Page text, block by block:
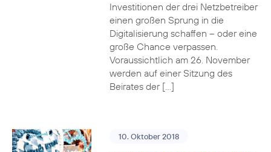
Investitionen der drei Netzbetreiber
einen großen Sprung in die
Digitalisierung schaffen – oder eine
große Chance verpassen.
Voraussichtlich am 26. November
werden auf einer Sitzung des
Beirates der […]
10. Oktober 2018